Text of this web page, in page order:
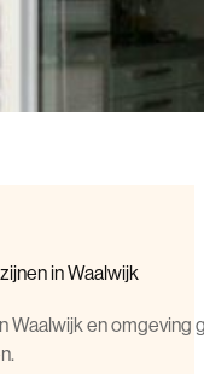
in Waalwijk
Waalwijk en